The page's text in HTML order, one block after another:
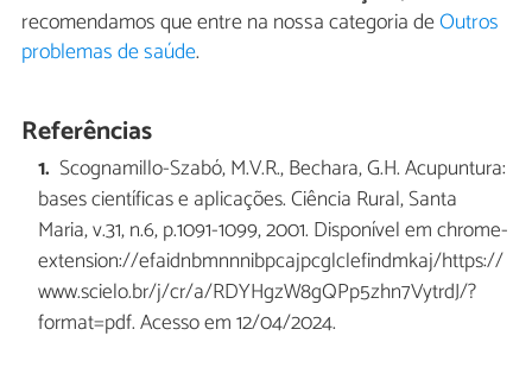
recomendamos que entre na nossa categoria deOutros
problemas de saúde.
Referências
Scognamillo-Szabó, M.V.R., Bechara, G.H. Acupuntura:
bases científicas e aplicações. Ciência Rural, Santa
Maria, v.31, n.6, p.1091-1099, 2001. Disponível em chrome-
extension://efaidnbmnnnibpcajpcglclefindmkaj/https://
www.scielo.br/j/cr/a/RDYHgzW8gQPp5zhn7VytrdJ/?
format=pdf. Acesso em 12/04/2024.